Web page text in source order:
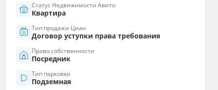
Статус Недвижимости Авито
Квартира
Тип продажи Циан
Договор уступки права требования
Право собственности
Посредник
Тип парковки
Подземная